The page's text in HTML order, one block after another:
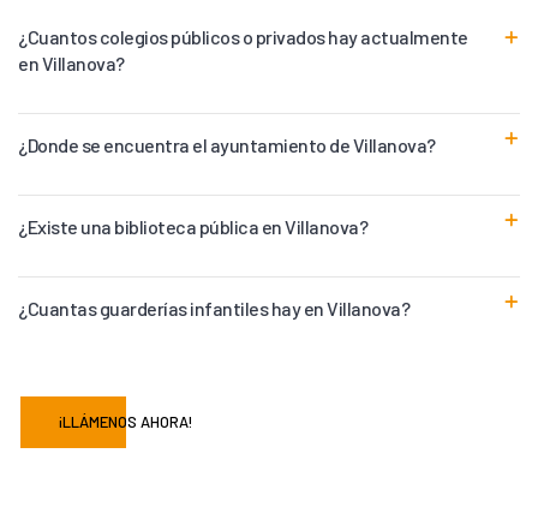
¿Cuantos colegios públicos o privados hay actualmente
en Villanova?
¿Donde se encuentra el ayuntamiento de Villanova?
¿Existe una biblioteca pública en Villanova?
¿Cuantas guarderías infantiles hay en Villanova?
¡LLÁMENOS AHORA!